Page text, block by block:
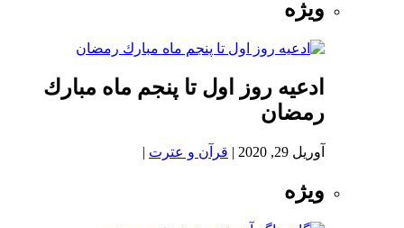
ویژه
ادعيه روز اول تا پنجم ماه مبارك
رمضان
آوریل 29, 2020 | قرآن و عترت |
ویژه